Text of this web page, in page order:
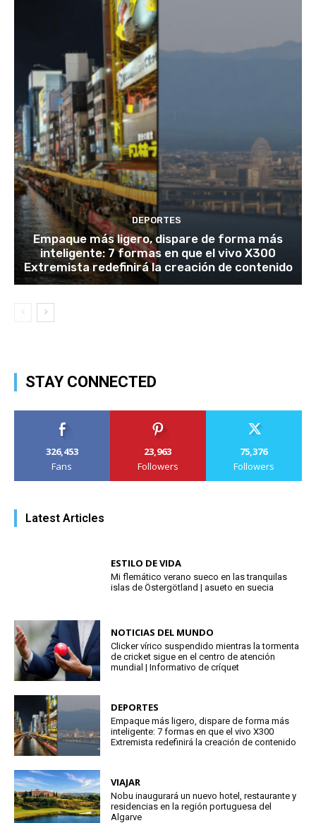
DEPORTES
Empaque más ligero, dispare de forma más
inteligente: 7 formas en que el vivo X300
Extremista redefinirá la creación de contenido
STAY CONNECTED
326,453
Fans
23,963
Followers
75,376
Followers
Latest Articles
ESTILO DE VIDA
Mi flemático verano sueco en las tranquilas
islas de Östergötland | asueto en suecia
NOTICIAS DEL MUNDO
Clicker vírico suspendido mientras la tormenta
de cricket sigue en el centro de atención
mundial | Informativo de críquet
DEPORTES
Empaque más ligero, dispare de forma más
inteligente: 7 formas en que el vivo X300
Extremista redefinirá la creación de contenido
VIAJAR
Nobu inaugurará un nuevo hotel, restaurante y
residencias en la región portuguesa del
Algarve